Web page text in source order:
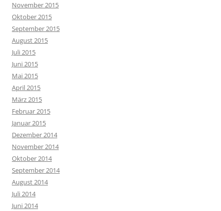
November 2015
Oktober 2015
September 2015
August 2015
Juli 2015
Juni 2015
Mai 2015
April 2015
März 2015
Februar 2015
Januar 2015
Dezember 2014
November 2014
Oktober 2014
September 2014
August 2014
Juli 2014
Juni 2014